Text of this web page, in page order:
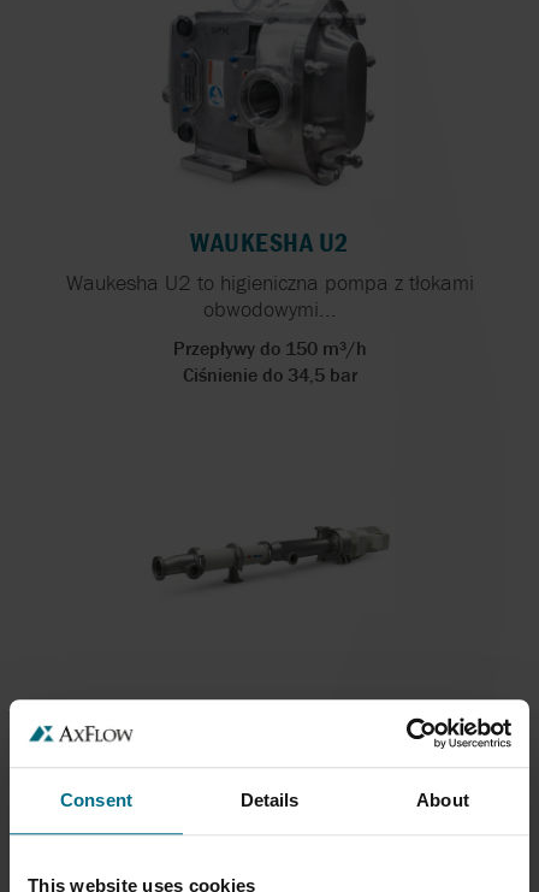
Consent Details About
This website uses cookies
WAUKESHA U2
Waukesha U2 to higieniczna pompa z tłokami
obwodowymi...
Przepływy do 150 m³/h
Ciśnienie do 34,5 bar
NOV MONO POMPA HIGIENICZNA
NOV Mono pompa higieniczna to higieniczna
pompa...